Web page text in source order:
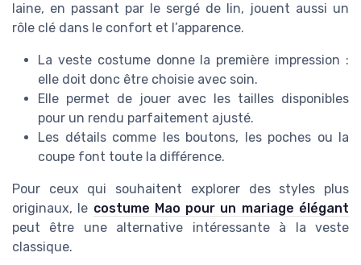
laine, en passant par le sergé de lin, jouent aussi un
rôle clé dans le confort et l’apparence.
La veste costume donne la première impression :
elle doit donc être choisie avec soin.
Elle permet de jouer avec les tailles disponibles
pour un rendu parfaitement ajusté.
Les détails comme les boutons, les poches ou la
coupe font toute la différence.
Pour ceux qui souhaitent explorer des styles plus
originaux, le costume Mao pour un mariage élégant
peut être une alternative intéressante à la veste
classique.